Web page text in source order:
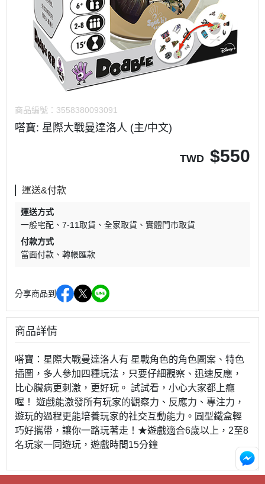
商品編號： 3558380093091
嗒寶: 星際大戰曼達洛人 (主/中文)
TWD $550
運送&付款
運送方式
一般宅配
7-11取貨 全家取貨
實體門市取貨
付款方式
當面付款
轉帳匯款
分享商品到
商品詳情
嗒寶：星際大戰曼達洛人有 星戰角色的角色圖案、特色
插圖，多人參加四種玩法，只要仔細觀察、迅速反應，
比心臟病更刺激，更好玩。 試試看，小心大家都上癮
喔！ 遊戲能激發所有玩家的觀察力、反應力、專注力，
遊玩的過程更能培養玩家的社交互動能力。圓型鐵盒輕
巧好攜帶，讓你一路玩著走！★遊戲適合6歲以上，2至8
名玩家一同遊玩，遊戲時間15分鐘